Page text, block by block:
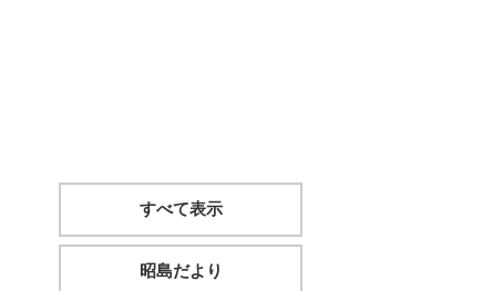
すべて表示
昭島だより